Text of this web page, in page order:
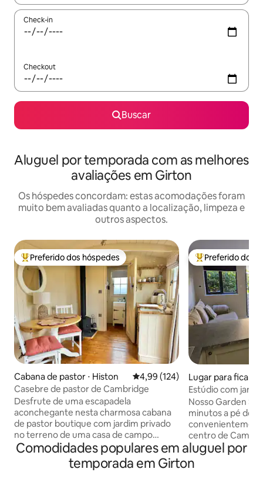
Check-in
Checkout
Buscar
Aluguel por temporada com as melhores
avaliações em Girton
Os hóspedes concordam: estas acomodações foram
muito bem avaliadas quanto a localização, limpeza e
outros aspectos.
Entre os melhores preferidos dos hóspedes
Preferido dos hóspedes
Cabana de pastor ⋅ Histon 4,99 de uma avaliação média de
4,99 (124)
Casebre de pastor de Cambridge
Desfrute de uma escapadela
aconchegante nesta charmosa cabana
de pastor boutique com jardim privado
no terreno de uma casa de campo
histórica com telhado de palha.
Convenientemente localizado para
explorar Cambridge e arredores, com
Entre os
Preferido dos
Lugar para ficar ⋅
ire
Estúdio com
Nosso Garden
minutos a pé do
centro de
lindamente
king size e um
aquecido e
Comodidades populares em aluguel por
temporada em Girton